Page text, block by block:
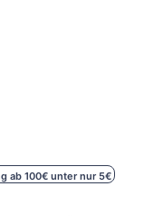
ab 100€ unter nur 5€